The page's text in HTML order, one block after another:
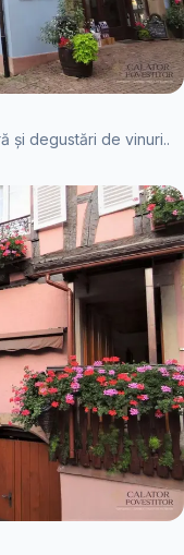
și degustări de vinuri..